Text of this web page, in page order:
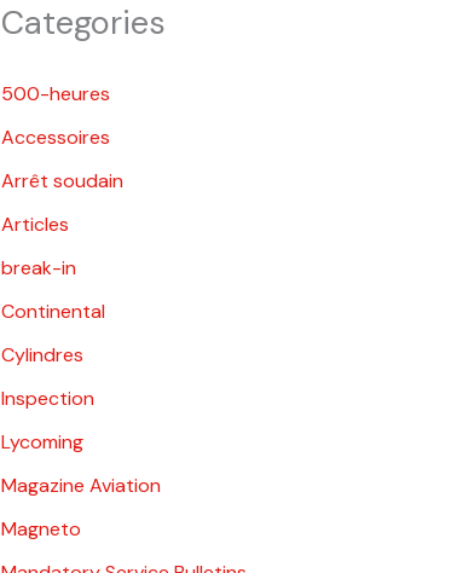
Categories
500-heures
Accessoires
Arrêt soudain
Articles
break-in
Continental
Cylindres
Inspection
Lycoming
Magazine Aviation
Magneto